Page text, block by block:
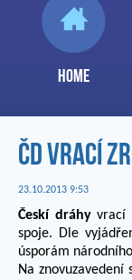
HOME
ČD vrací
23.10.2013 9:53
Českí dráhyvrací
spoje. Dle
úsporám
Na